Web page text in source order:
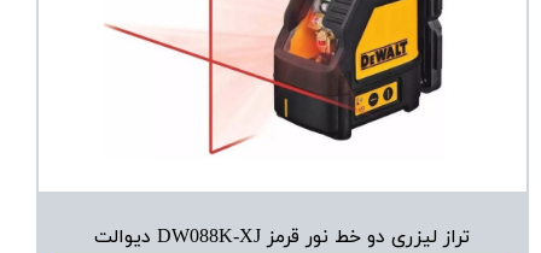
تراز لیزری دو خط نور قرمز DW088K-XJ دیوالت